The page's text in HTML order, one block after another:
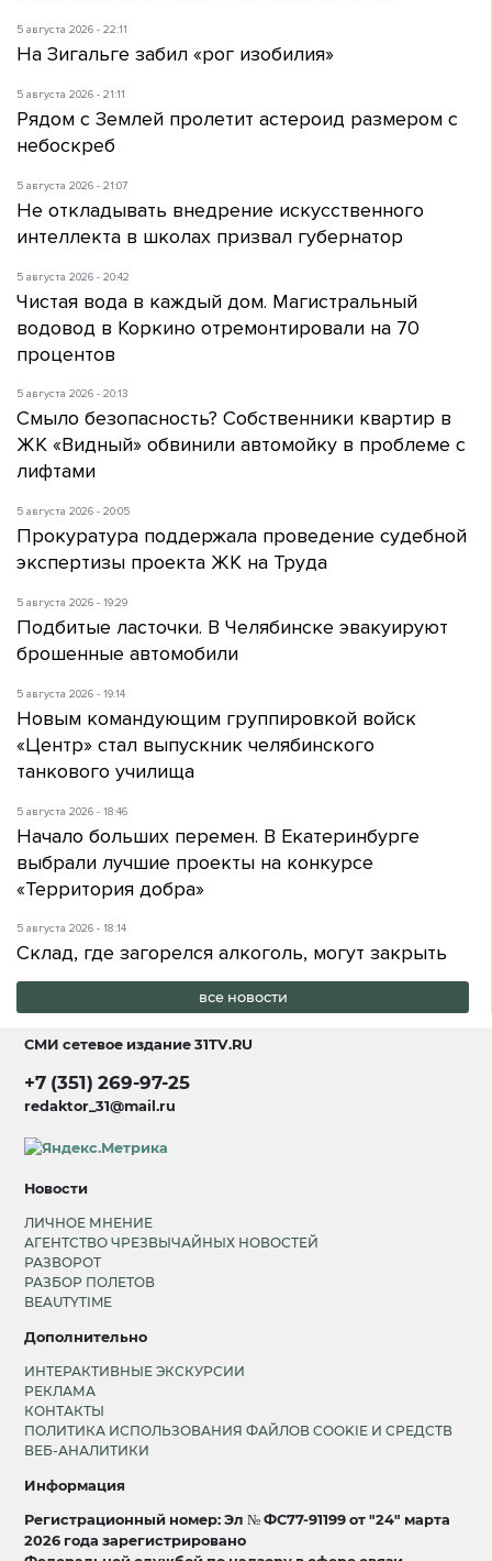
5 августа 2026 - 22:11
На Зигальге забил «рог изобилия»
5 августа 2026 - 21:11
Рядом с Землей пролетит астероид размером с
небоскреб
5 августа 2026 - 21:07
Не откладывать внедрение искусственного
интеллекта в школах призвал губернатор
5 августа 2026 - 20:42
Чистая вода в каждый дом. Магистральный
водовод в Коркино отремонтировали на 70
процентов
5 августа 2026 - 20:13
Смыло безопасность? Собственники квартир в
ЖК «Видный» обвинили автомойку в проблеме с
лифтами
5 августа 2026 - 20:05
Прокуратура поддержала проведение судебной
экспертизы проекта ЖК на Труда
5 августа 2026 - 19:29
Подбитые ласточки. В Челябинске эвакуируют
брошенные автомобили
5 августа 2026 - 19:14
Новым командующим группировкой войск
«Центр» стал выпускник челябинского
танкового училища
5 августа 2026 - 18:46
Начало больших перемен. В Екатеринбурге
выбрали лучшие проекты на конкурсе
«Территория добра»
5 августа 2026 - 18:14
Склад, где загорелся алкоголь, могут закрыть
все новости
СМИ сетевое издание31TV.RU
+7 (351) 269-97-25
redaktor_31@mail.ru
Новости
ЛИЧНОЕ МНЕНИЕ
АГЕНТСТВО ЧРЕЗВЫЧАЙНЫХ НОВОСТЕЙ
РАЗВОРОТ
РАЗБОР ПОЛЕТОВ
BEAUTYTIME
Дополнительно
ИНТЕРАКТИВНЫЕ ЭКСКУРСИИ
РЕКЛАМА
КОНТАКТЫ
ПОЛИТИКА ИСПОЛЬЗОВАНИЯ ФАЙЛОВ COOKIE И СРЕДСТВ
ВЕБ-АНАЛИТИКИ
Информация
Регистрационный номер: Эл № ФС77-91199 от "24" марта
2026 года зарегистрировано